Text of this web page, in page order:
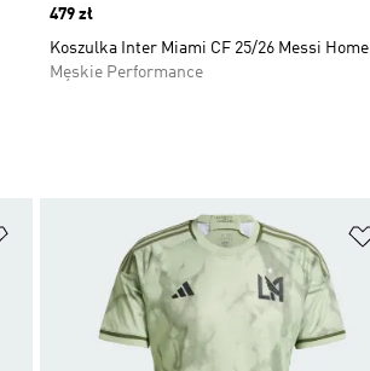
Price
479 zł
Koszulka Inter Miami CF 25/26 Messi Home
Męskie Performance
Dodaj do listy życzeń